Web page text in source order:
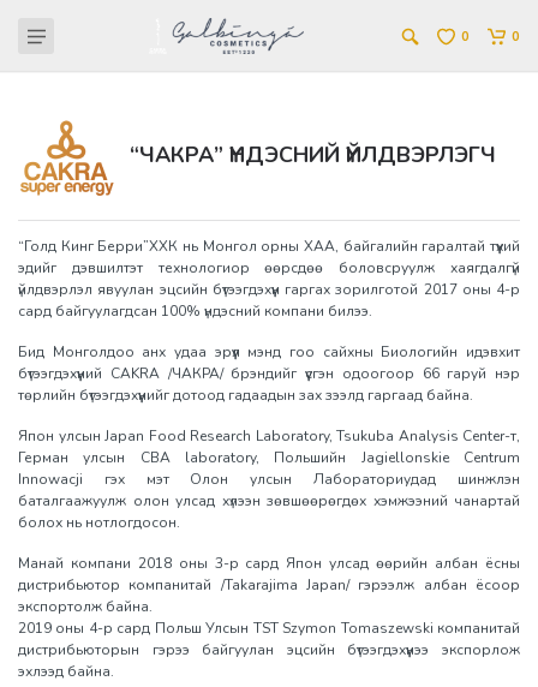
0 0
“ЧАКРА” ҮНДЭСНИЙ ҮЙЛДВЭРЛЭГЧ
“Голд Кинг Берри”ХХК нь Монгол орны ХАА, байгалийн гаралтай түүхий
эдийг дэвшилтэт технологиор өөрсдөө боловсруулж хаягдалгүй
үйлдвэрлэл явуулан эцсийн бүтээгдэхүүн гаргах зорилготой 2017 оны 4-р
сард байгуулагдсан 100% үндэсний компани билээ.
Бид Монголдоо анх удаа эрүүл мэнд гоо сайхны Биологийн идэвхит
бүтээгдэхүүний CAKRA /ЧАКРА/ брэндийг үүсгэн одоогоор 66 гаруй нэр
төрлийн бүтээгдэхүүнийг дотоод гадаадын зах зээлд гаргаад байна.
Япон улсын Japan Food Research Laboratory, Tsukuba Analysis Center-т,
Герман улсын CBA laboratory, Польшийн Jagiellonskie Centrum
Innowacji гэх мэт Олон улсын Лабораториудад шинжлэн
баталгаажуулж олон улсад хүлээн зөвшөөрөгдөх хэмжээний чанартай
болох нь нотлогдосон.
Манай компани 2018 оны 3-р сард Япон улсад өөрийн албан ёсны
дистрибьютор компанитай /Takarajima Japan/ гэрээлж албан ёсоор
экспортолж байна.
2019 оны 4-р сард Польш Улсын TST Szymon Tomaszewski компанитай
дистрибьюторын гэрээ байгуулан эцсийн бүтээгдэхүүнээ экспорлож
эхлээд байна.